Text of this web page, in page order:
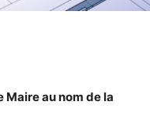
au nom de la